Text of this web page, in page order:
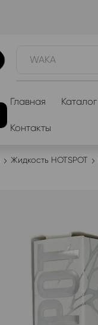
WAKA
Главная Каталог
Контакты
Жидкость HOTSPOT